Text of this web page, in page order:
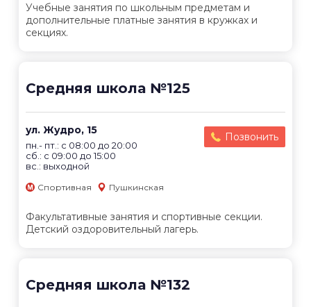
Учебные занятия по школьным предметам и
дополнительные платные занятия в кружках и
секциях.
Средняя школа №125
ул. Жудро, 15
пн.- пт.: с 08:00 до 20:00
сб.: с 09:00 до 15:00
вс.: выходной
Позвонить
Спортивная Пушкинская
Факультативные занятия и спортивные секции.
Детский оздоровительный лагерь.
Средняя школа №132